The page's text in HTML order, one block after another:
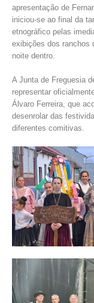
ORÇAMENTO
SUBVENÇÕES
GERAIS
SECRETARIA
CEMITÉRIO
RECENSEAMENTO
ATESTADOS
VENDA AMBULANTE
EMPREGO (GIP)
O GABINETE
APOIO AOS
APOIO ÀS EMPRESAS
apresentação de
iniciou-se ao final da
etnográfico pelas
exibições dos ranchos
noite dentro.
A Junta de Freguesia
representar
Álvaro Ferreira, que
desenrolar das
diferentes comitivas.